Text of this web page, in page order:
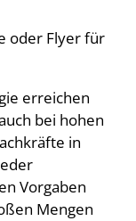
oder Flyer für
erreichen
bei hohen
in
Vorgaben
Mengen